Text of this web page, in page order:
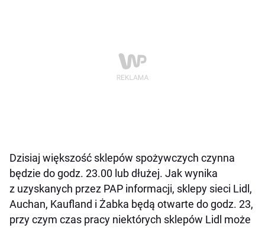
Dzisiaj większość sklepów spożywczych czynna
będzie do godz. 23.00 lub dłużej. Jak wynika
z uzyskanych przez PAP informacji, sklepy sieci Lidl,
Auchan, Kaufland i Żabka będą otwarte do godz. 23,
przy czym czas pracy niektórych sklepów Lidl może